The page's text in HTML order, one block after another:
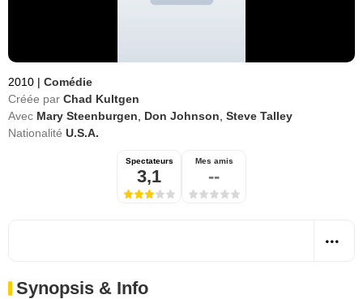
2010 | Comédie
Créée par Chad Kultgen
Avec Mary Steenburgen Don Johnson Steve Talley
Nationalité U.S.A.
Spectateurs
3,1
Mes amis
--
Synopsis & Info